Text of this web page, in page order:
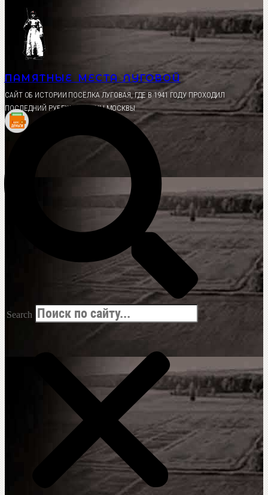
Перейти
содержимому
ПАМЯТНЫЕ МЕСТА ЛУГОВОЙ
CАЙТ ОБ ИСТОРИИ ПОСЁЛКА ЛУГОВАЯ, ГДЕ В 1941 ГОДУ ПРОХОДИЛ
ПОСЛЕДНИЙ РУБЕЖ ОБОРОНЫ МОСКВЫ
Search